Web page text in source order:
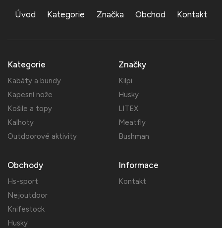
Úvod Kategorie Značka Obchod Kontakt
Kategorie
Kabáty a bundy
Kapesní nože
Košile a topy
Kalhoty
Outdoorové aktivity
Značky
Kilpi
Husky
LITEX
Meatfly
Bushman
Obchody
Hs-sport
Nejoutdoor
Knifestock
Husky
Informace
Kontakt